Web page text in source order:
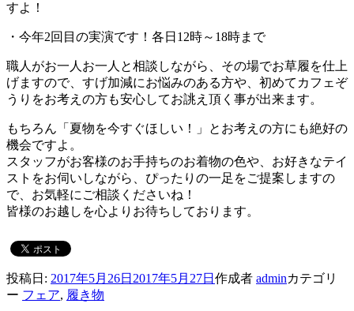
すよ！
・今年2回目の実演です！各日12時～18時まで
職人がお一人お一人と相談しながら、その場でお草履を仕上
げますので、すげ加減にお悩みのある方や、初めてカフェぞ
うりをお考えの方も安心してお誂え頂く事が出来ます。
もちろん「夏物を今すぐほしい！」とお考えの方にも絶好の
機会ですよ。
スタッフがお客様のお手持ちのお着物の色や、お好きなテイ
ストをお伺いしながら、ぴったりの一足をご提案しますの
で、お気軽にご相談くださいね！
皆様のお越しを心よりお待ちしております。
投稿日: 2017年5月26日 2017年5月27日 作成者 adminカテゴリ
ー フェア, 履き物